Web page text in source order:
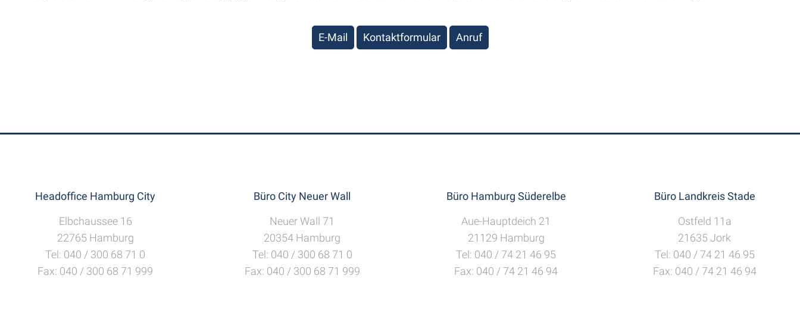
E-Mail Kontaktformular Anruf
Headoffice Hamburg City
Elbchaussee 16
22765 Hamburg
Tel: 040 / 300 68 71 0
Fax: 040 / 300 68 71 999
Büro City Neuer Wall
Neuer Wall 71
20354 Hamburg
Tel: 040 / 300 68 71 0
Fax: 040 / 300 68 71 999
Büro Hamburg Süderelbe
Aue-Hauptdeich 21
21129 Hamburg
Tel: 040 / 74 21 46 95
Fax: 040 / 74 21 46 94
Büro Landkreis Stade
Ostfeld 11a
21635 Jork
Tel: 040 / 74 21 46 95
Fax: 040 / 74 21 46 94